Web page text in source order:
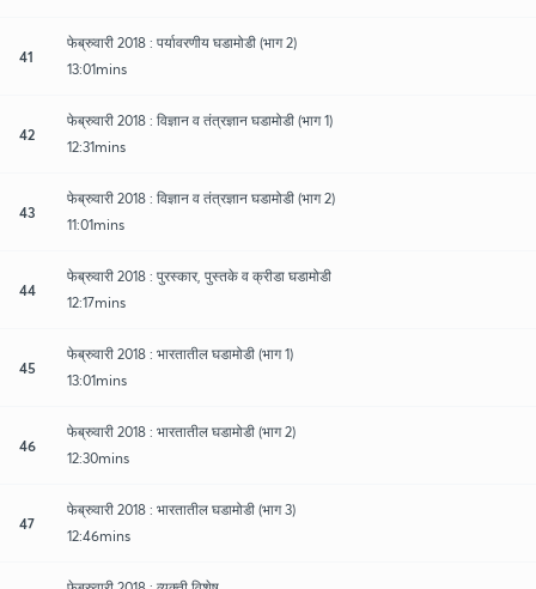
41
फेब्रुवारी 2018 : पर्यावरणीय घडामोडी (भाग 2)
13:01mins
42
फेब्रुवारी 2018 : विज्ञान व तंत्रज्ञान घडामोडी (भाग 1)
12:31mins
43
फेब्रुवारी 2018 : विज्ञान व तंत्रज्ञान घडामोडी (भाग 2)
11:01mins
44
फेब्रुवारी 2018 : पुरस्कार, पुस्तके व क्रीडा घडामोडी
12:17mins
45
फेब्रुवारी 2018 : भारतातील घडामोडी (भाग 1)
13:01mins
46
फेब्रुवारी 2018 : भारतातील घडामोडी (भाग 2)
12:30mins
47
फेब्रुवारी 2018 : भारतातील घडामोडी (भाग 3)
12:46mins